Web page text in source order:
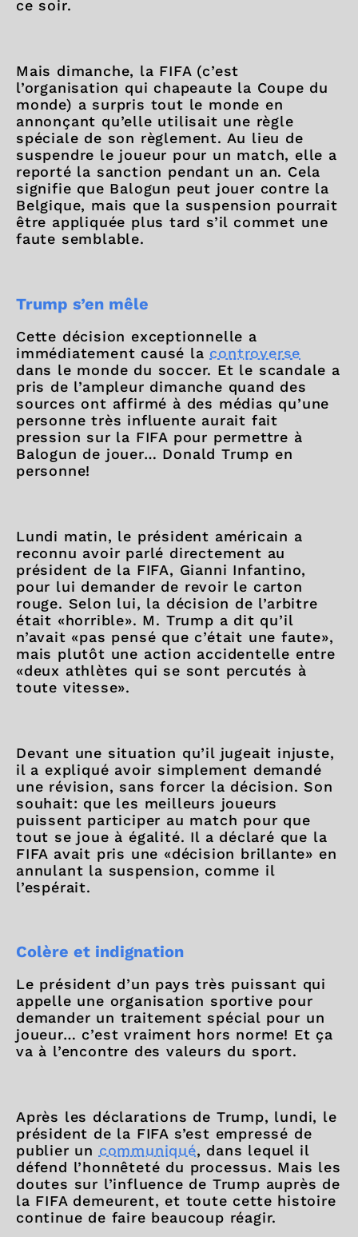
ce soir.
Mais dimanche, la FIFA (c’est
l’organisation qui chapeaute la Coupe du
monde) a surpris tout le monde en
annonçant qu’elle utilisait une règle
spéciale de son règlement. Au lieu de
suspendre le joueur pour un match, elle a
reporté la sanction pendant un an. Cela
signifie que Balogun peut jouer contre la
Belgique, mais que la suspension pourrait
être appliquée plus tard s’il commet une
faute semblable.
Trump s’en mêle
Cette décision exceptionnelle a
immédiatement causé la controverse
dans le monde du soccer. Et le scandale a
pris de l’ampleur dimanche quand des
sources ont affirmé à des médias qu’une
personne très influente aurait fait
pression sur la FIFA pour permettre à
Balogun de jouer… Donald Trump en
personne!
Lundi matin, le président américain a
reconnu avoir parlé directement au
président de la FIFA, Gianni Infantino,
pour lui demander de revoir le carton
rouge. Selon lui, la décision de l’arbitre
était «horrible». M. Trump a dit qu’il
n’avait «pas pensé que c’était une faute»,
mais plutôt une action accidentelle entre
«deux athlètes qui se sont percutés à
toute vitesse».
Devant une situation qu’il jugeait injuste,
il a expliqué avoir simplement demandé
une révision, sans forcer la décision. Son
souhait: que les meilleurs joueurs
puissent participer au match pour que
tout se joue à égalité. Il a déclaré que la
FIFA avait pris une «décision brillante» en
annulant la suspension, comme il
l’espérait.
Colère et indignation
Le président d’un pays très puissant qui
appelle une organisation sportive pour
demander un traitement spécial pour un
joueur… c’est vraiment hors norme! Et ça
va à l’encontre des valeurs du sport.
Après les déclarations de Trump, lundi, le
président de la FIFA s’est empressé de
publier un communiqué, dans lequel il
défend l’honnêteté du processus. Mais les
doutes sur l’influence de Trump auprès de
la FIFA demeurent, et toute cette histoire
continue de faire beaucoup réagir.